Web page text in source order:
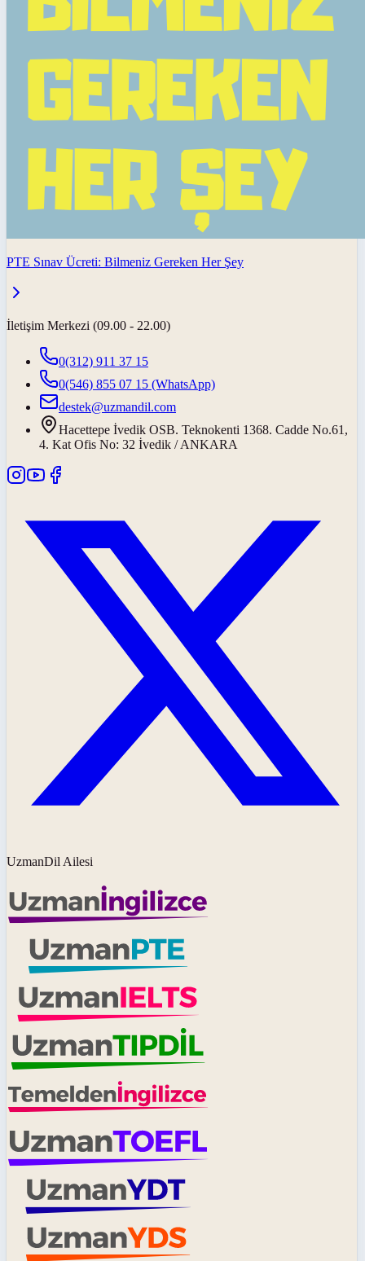
PTE Sınav Ücreti: Bilmeniz Gereken Her Şey
İletişim Merkezi (09.00 - 22.00)
0(312) 911 37 15
0(546) 855 07 15 (WhatsApp)
destek@uzmandil.com
Hacettepe İvedik OSB. Teknokenti 1368. Cadde No.61,
4. Kat Ofis No: 32 İvedik / ANKARA
UzmanDil Ailesi